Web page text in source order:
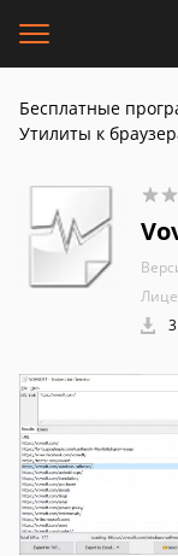
Бесплатные
Утилиты к